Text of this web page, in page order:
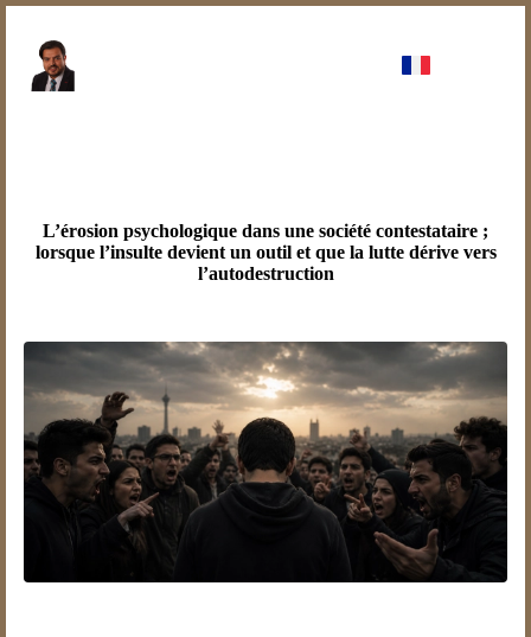
L’érosion psychologique dans une société contestataire ;
lorsque l’insulte devient un outil et que la lutte dérive vers
l’autodestruction